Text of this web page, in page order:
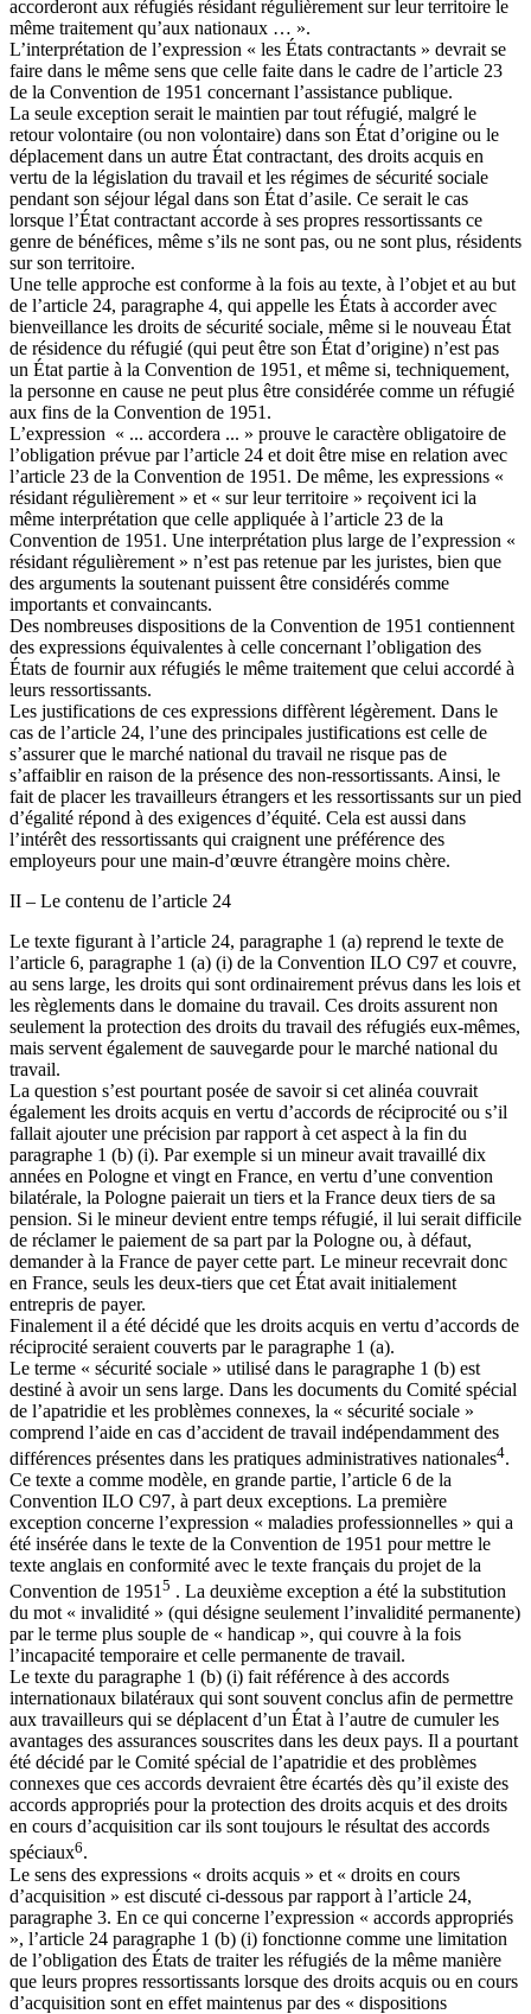
accorderont aux réfugiés résidant régulièrement sur leur territoire le
même traitement qu’aux nationaux … ».
L’interprétation de l’expression « les États contractants » devrait se
faire dans le même sens que celle faite dans le cadre de l’article 23
de la Convention de 1951 concernant l’assistance publique.
La seule exception serait le maintien par tout réfugié, malgré le
retour volontaire (ou non volontaire) dans son État d’origine ou le
déplacement dans un autre État contractant, des droits acquis en
vertu de la législation du travail et les régimes de sécurité sociale
pendant son séjour légal dans son État d’asile. Ce serait le cas
lorsque l’État contractant accorde à ses propres ressortissants ce
genre de bénéfices, même s’ils ne sont pas, ou ne sont plus, résidents
sur son territoire.
Une telle approche est conforme à la fois au texte, à l’objet et au but
de l’article 24, paragraphe 4, qui appelle les États à accorder avec
bienveillance les droits de sécurité sociale, même si le nouveau État
de résidence du réfugié (qui peut être son État d’origine) n’est pas
un État partie à la Convention de 1951, et même si, techniquement,
la personne en cause ne peut plus être considérée comme un réfugié
aux fins de la Convention de 1951.
L’expression « ... accordera ... » prouve le caractère obligatoire de
l’obligation prévue par l’article 24 et doit être mise en relation avec
l’article 23 de la Convention de 1951. De même, les expressions «
résidant régulièrement » et « sur leur territoire » reçoivent ici la
même interprétation que celle appliquée à l’article 23 de la
Convention de 1951. Une interprétation plus large de l’expression «
résidant régulièrement » n’est pas retenue par les juristes, bien que
des arguments la soutenant puissent être considérés comme
importants et convaincants.
Des nombreuses dispositions de la Convention de 1951 contiennent
des expressions équivalentes à celle concernant l’obligation des
États de fournir aux réfugiés le même traitement que celui accordé à
leurs ressortissants.
Les justifications de ces expressions diffèrent légèrement. Dans le
cas de l’article 24, l’une des principales justifications est celle de
s’assurer que le marché national du travail ne risque pas de
s’affaiblir en raison de la présence des non-ressortissants. Ainsi, le
fait de placer les travailleurs étrangers et les ressortissants sur un pied
d’égalité répond à des exigences d’équité. Cela est aussi dans
l’intérêt des ressortissants qui craignent une préférence des
employeurs pour une main-d’œuvre étrangère moins chère.
II – Le contenu de l’article 24
Le texte figurant à l’article 24, paragraphe 1 (a) reprend le texte de
l’article 6, paragraphe 1 (a) (i) de la Convention ILO C97 et couvre,
au sens large, les droits qui sont ordinairement prévus dans les lois et
les règlements dans le domaine du travail. Ces droits assurent non
seulement la protection des droits du travail des réfugiés eux-mêmes,
mais servent également de sauvegarde pour le marché national du
travail.
La question s’est pourtant posée de savoir si cet alinéa couvrait
également les droits acquis en vertu d’accords de réciprocité ou s’il
fallait ajouter une précision par rapport à cet aspect à la fin du
paragraphe 1 (b) (i). Par exemple si un mineur avait travaillé dix
années en Pologne et vingt en France, en vertu d’une convention
bilatérale, la Pologne paierait un tiers et la France deux tiers de sa
pension. Si le mineur devient entre temps réfugié, il lui serait difficile
de réclamer le paiement de sa part par la Pologne ou, à défaut,
demander à la France de payer cette part. Le mineur recevrait donc
en France, seuls les deux-tiers que cet État avait initialement
entrepris de payer.
Finalement il a été décidé que les droits acquis en vertu d’accords de
réciprocité seraient couverts par le paragraphe 1 (a).
Le terme « sécurité sociale » utilisé dans le paragraphe 1 (b) est
destiné à avoir un sens large. Dans les documents du Comité spécial
de l’apatridie et les problèmes connexes, la « sécurité sociale »
comprend l’aide en cas d’accident de travail indépendamment des
différences présentes dans les pratiques administratives nationales4.
Ce texte a comme modèle, en grande partie, l’article 6 de la
Convention ILO C97, à part deux exceptions. La première
exception concerne l’expression « maladies professionnelles » qui a
été insérée dans le texte de la Convention de 1951 pour mettre le
texte anglais en conformité avec le texte français du projet de la
Convention de 1951 5 . La deuxième exception a été la substitution
du mot « invalidité » (qui désigne seulement l’invalidité permanente)
par le terme plus souple de « handicap », qui couvre à la fois
l’incapacité temporaire et celle permanente de travail.
Le texte du paragraphe 1 (b) (i) fait référence à des accords
internationaux bilatéraux qui sont souvent conclus afin de permettre
aux travailleurs qui se déplacent d’un État à l’autre de cumuler les
avantages des assurances souscrites dans les deux pays. Il a pourtant
été décidé par le Comité spécial de l’apatridie et des problèmes
connexes que ces accords devraient être écartés dès qu’il existe des
accords appropriés pour la protection des droits acquis et des droits
en cours d’acquisition car ils sont toujours le résultat des accords
spéciaux6.
Le sens des expressions « droits acquis » et « droits en cours
d’acquisition » est discuté ci-dessous par rapport à l’article 24,
paragraphe 3. En ce qui concerne l’expression « accords appropriés
», l’article 24 paragraphe 1 (b) (i) fonctionne comme une limitation
de l’obligation des États de traiter les réfugiés de la même manière
que leurs propres ressortissants lorsque des droits acquis ou en cours
d’acquisition sont en effet maintenus par des « dispositions